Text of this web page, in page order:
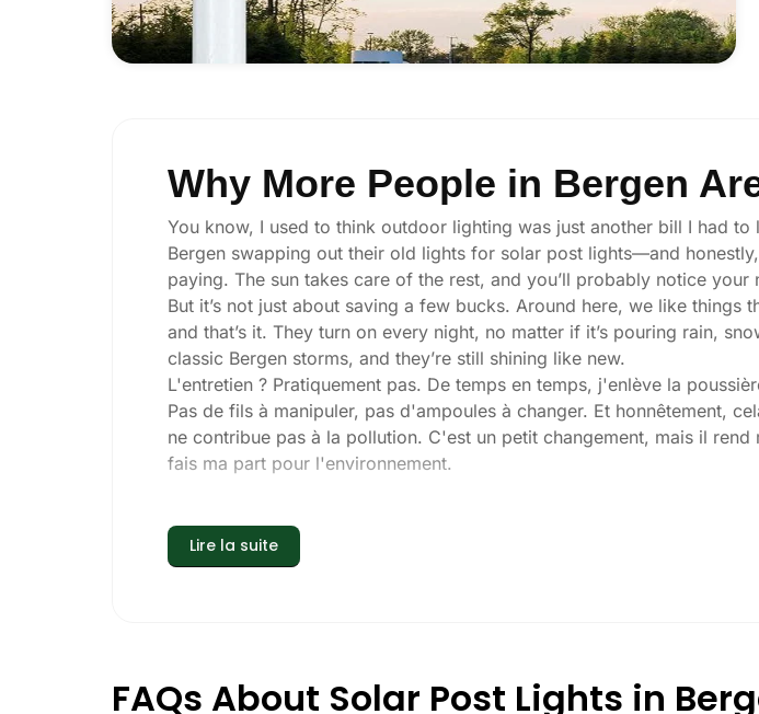
Why More People in Bergen
You know, I used to think outdoor lighting was just another bill I had
Bergen swapping out their old lights for solar post lights—and
paying. The sun takes care of the rest, and you’ll probably notice
But it’s not just about saving a few bucks. Around here, we like
and that’s it. They turn on every night, no matter if it’s pouring rain,
classic Bergen storms, and they’re still shining like new.
L'entretien ? Pratiquement pas. De temps en temps, j'enlève la
Pas de fils à manipuler, pas d'ampoules à changer. Et honnêtement,
ne contribue pas à la pollution. C'est un petit changement, mais il
fais ma part pour l'environnement.
Si vous envisagez de passer à autre chose, voici ce que je dis
d'ombre.
Lire la suite
FAQs About Solar Post Lights in